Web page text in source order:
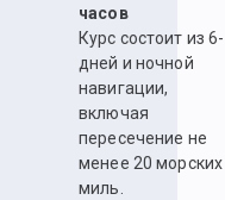
часов
Курс состоит из
дней и ночной
навигации,
включая
пересечение не
менее 20 морских
миль.